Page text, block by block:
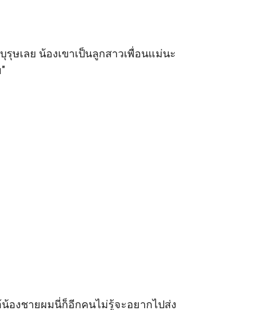
ษเลย น้องเขาเป็นลูกสาวเพื่อนแม่นะ
องชายผมนี่ก็อีกคนไม่รู้จะอยากไปส่ง